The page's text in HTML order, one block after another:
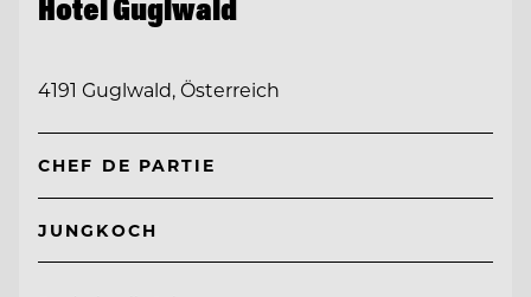
Hotel Guglwald
4191 Guglwald, Österreich
CHEF DE PARTIE
JUNGKOCH